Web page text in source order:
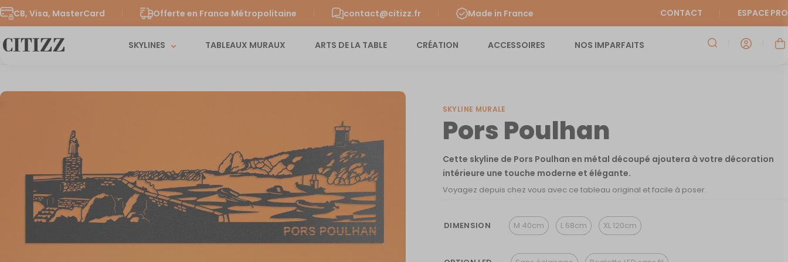
CB, Visa, MasterCard Offerte en France Métropolitaine contact@citizz.fr Made in France CONTACT ESPACE PRO
SKYLINES TABLEAUX MURAUX ARTS DE LA TABLE CRÉATION ACCESSOIRES NOS IMPARFAITS
SKYLINE MURALE
Pors Poulhan
Cette skyline de Pors Poulhan en métal découpé ajoutera à votre décoration
intérieure une touche moderne et élégante.
Voyagez depuis chez vous avec ce tableau original et facile à poser.
DIMENSION M 40cm L 68cm XL 120cm